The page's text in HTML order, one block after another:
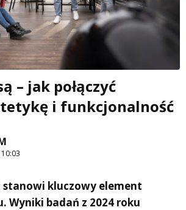
– jak połączyć
i funkcjonalność
stanowi kluczowy element
Wyniki badań z 2024 roku